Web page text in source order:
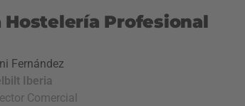
Hostelería Profesional
Fernández
Iberia
Comercial